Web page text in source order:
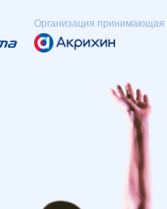
Организация принимающая